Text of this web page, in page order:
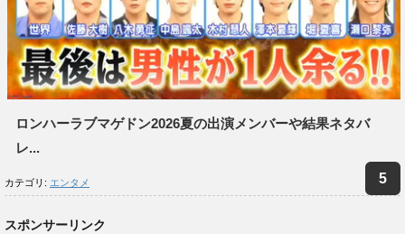
ロンハーラブマゲドン2026夏の出演メンバーや結果ネタバ
レ...
カテゴリ: エンタメ
スポンサーリンク